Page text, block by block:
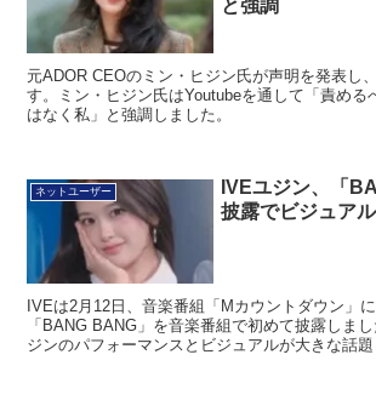
と強調
元ADOR CEOのミン・ヒジン氏が声明を発表し
す。ミン・ヒジン氏はYoutubeを通して「責める
はなく私」と強調しました。
ネットユーザー
IVEユジン、「
披露でビジュア
IVEは2月12日、音楽番組「Mカウントダウン」
「BANG BANG」を音楽番組で初めて披露しま
ジンのパフォーマンスとビジュアルが大きな話題